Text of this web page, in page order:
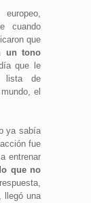
cuando
que
un tono
que le
lista de
el
ya sabía
fue
entrenar
que no
llegó una